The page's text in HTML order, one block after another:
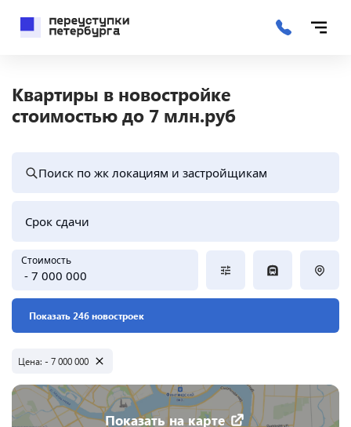
Квартиры в новостройке
стоимостью до 7 млн.руб
Поиск по жк локациям и застройщикам
Срок сдачи
Стоимость
- 7 000 000
Показать 246 новостроек
Цена: - 7 000 000
Показать на карте